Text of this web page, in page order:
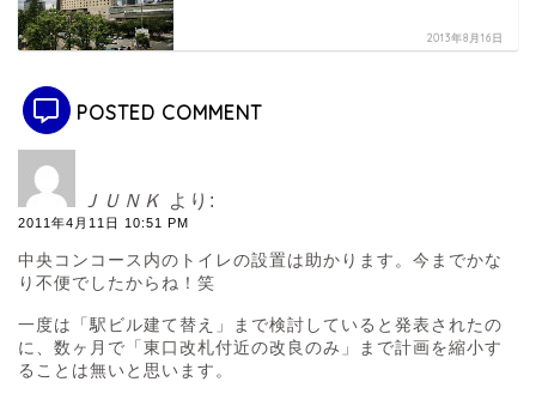
2013年8月16日
POSTED COMMENT
ＪＵＮＫ より:
2011年4月11日 10:51 PM
中央コンコース内のトイレの設置は助かります。今までかな
り不便でしたからね！笑
一度は「駅ビル建て替え」まで検討していると発表されたの
に、数ヶ月で「東口改札付近の改良のみ」まで計画を縮小す
ることは無いと思います。